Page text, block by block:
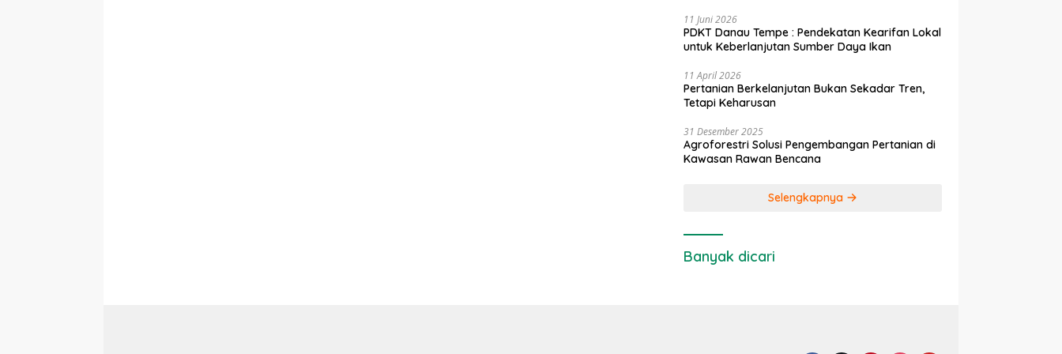
11 Juni 2026
PDKT Danau Tempe : Pendekatan Kearifan Lokal
untuk Keberlanjutan Sumber Daya Ikan
11 April 2026
Pertanian Berkelanjutan Bukan Sekadar Tren,
Tetapi Keharusan
31 Desember 2025
Agroforestri Solusi Pengembangan Pertanian di
Kawasan Rawan Bencana
Selengkapnya
Banyak dicari